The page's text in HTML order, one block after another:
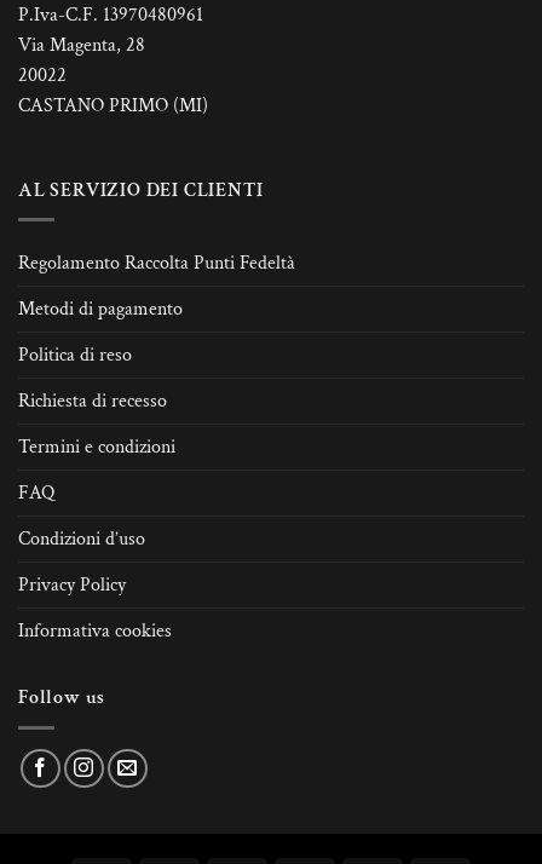
P.Iva-C.F. 13970480961
Via Magenta, 28
20022
CASTANO PRIMO (MI)
AL SERVIZIO DEI CLIENTI
Regolamento Raccolta Punti Fedeltà
Metodi di pagamento
Politica di reso
Richiesta di recesso
Termini e condizioni
FAQ
Condizioni d’uso
Privacy Policy
Informativa cookies
Follow us